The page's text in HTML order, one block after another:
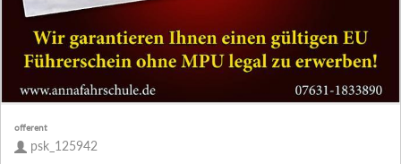
offerent
psk_125942